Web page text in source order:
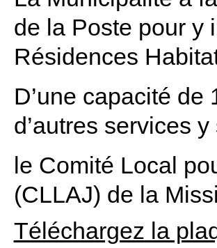
de la Poste pour y
Résidences
D’une capacité
d’autres services
le Comité Local
(CLLAJ) de la
Téléchargez la